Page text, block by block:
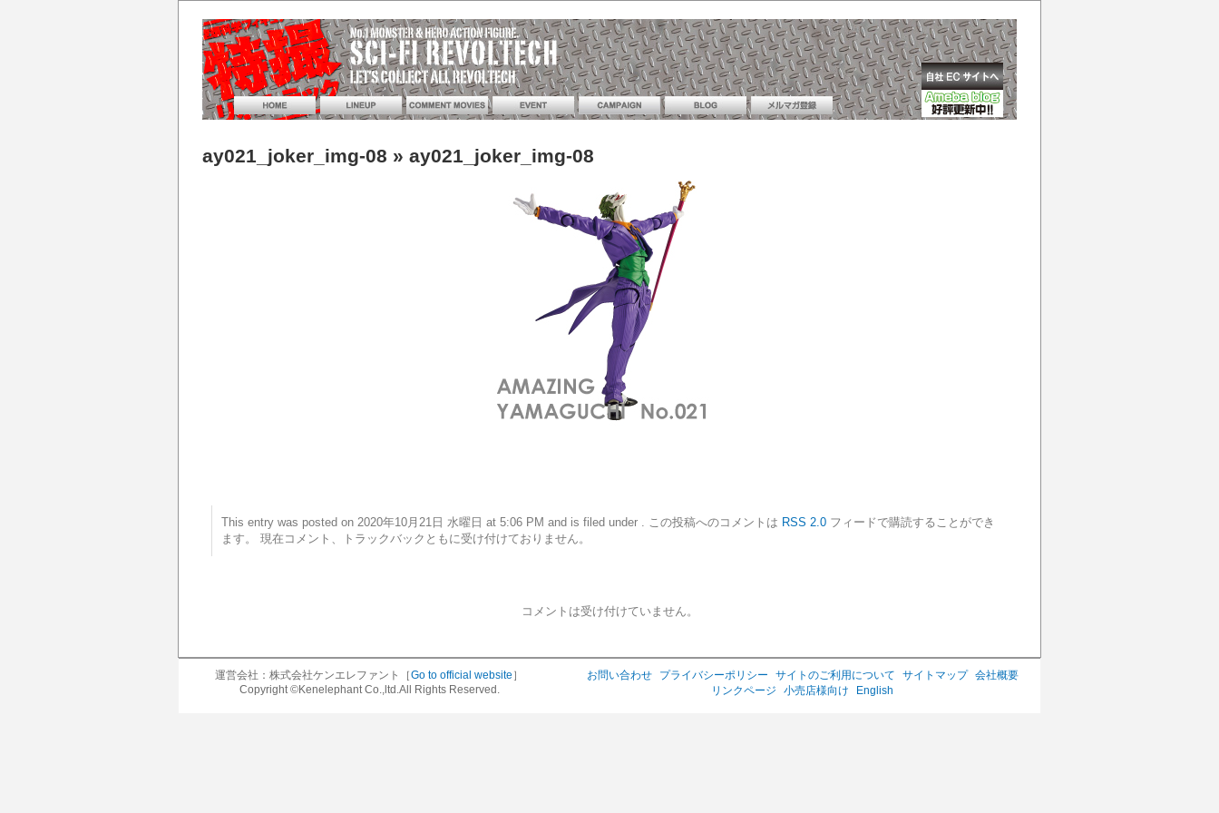
ay021_joker_img-08 » ay021_joker_img-08
This entry was posted on 2020年10月21日 水曜日 at 5:06 PM and is filed under . この投稿へのコメントは RSS 2.0 フィードで購読することができ
ます。 現在コメント、トラックバックともに受け付けておりません。
コメントは受け付けていません。
運営会社：株式会社ケンエレファント［Go to official website ］
Copyright ©Kenelephant Co.,ltd.All Rights Reserved.
お問い合わせ プライバシーポリシー サイトのご利用について サイトマップ
会社概要
リンクページ
小売店様向け English